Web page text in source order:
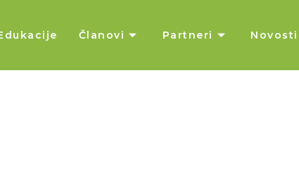
Članovi Partneri Novosti